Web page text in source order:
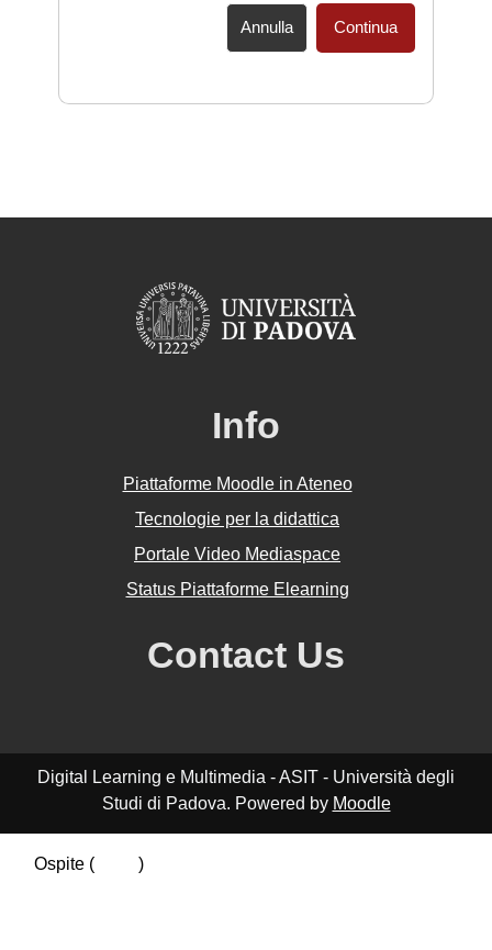
Annulla Continua
Info
Piattaforme Moodle in Ateneo
Tecnologie per la didattica
Portale Video Mediaspace
Status Piattaforme Elearning
Contact Us
Digital Learning e Multimedia - ASIT - Università degli
Studi di Padova. Powered by Moodle
Ospite (
)